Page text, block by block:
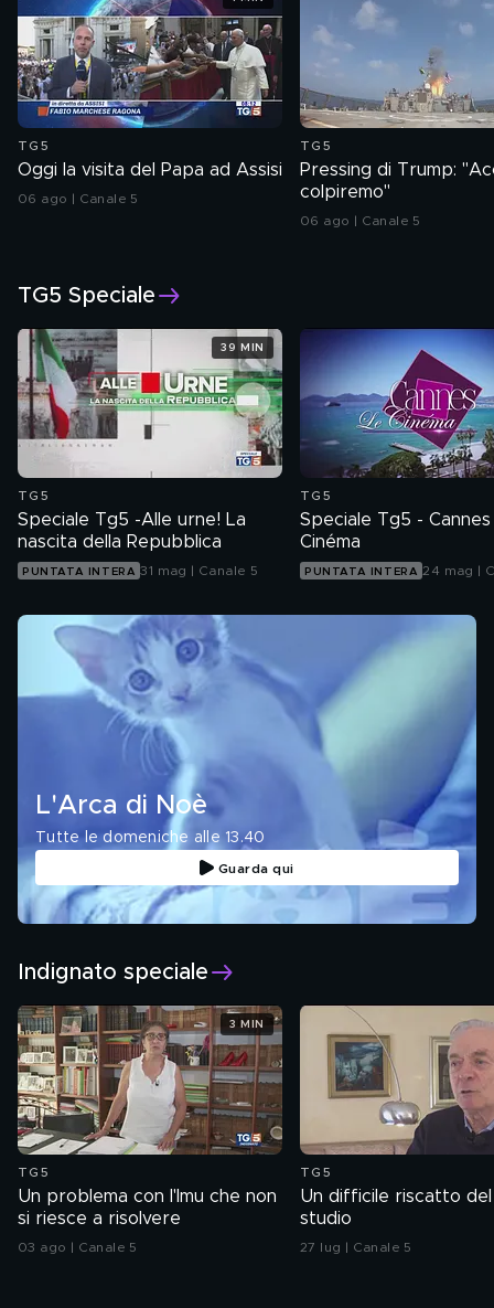
TG5
Oggi la visita del Papa ad Assisi
06 ago | Canale 5
TG5
Pressing di Trump:
colpiremo"
06 ago | Canale 5
TG5 Speciale
TG5
Speciale Tg5 -Alle urne! La
nascita della Repubblica
PUNTATA INTERA 31 mag | Canale 5
39 MIN
TG5
Speciale Tg5 -
Cinéma
PUNTATA INTERA 24 mag |
L'Arca di Noè
Tutte le domeniche alle 13.40
Guarda qui
Indignato speciale
TG5
Un problema con l'Imu che non
si riesce a risolvere
03 ago | Canale 5
3 MIN
TG5
Un difficile riscatto
studio
27 lug | Canale 5